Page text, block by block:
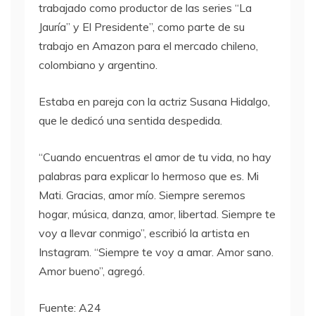
trabajado como productor de las series “La
Jauría” y El Presidente”, como parte de su
trabajo en Amazon para el mercado chileno,
colombiano y argentino.
Estaba en pareja con la actriz Susana Hidalgo,
que le dedicó una sentida despedida.
“Cuando encuentras el amor de tu vida, no hay
palabras para explicar lo hermoso que es. Mi
Mati. Gracias, amor mío. Siempre seremos
hogar, música, danza, amor, libertad. Siempre te
voy a llevar conmigo”, escribió la artista en
Instagram. “Siempre te voy a amar. Amor sano.
Amor bueno”, agregó.
Fuente: A24